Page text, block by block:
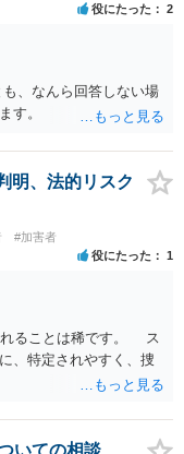
役にたった 2
、なんら回答しない場
す。
明、法的リスク
#加害者
役にたった 1
れることは稀です。 ス
、特定されやすく、捜
いての相談